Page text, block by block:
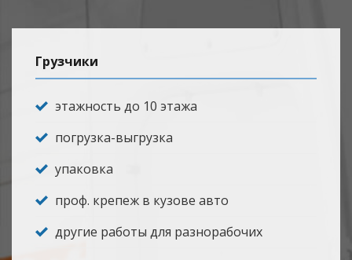
Грузчики
этажность до 10 этажа
погрузка-выгрузка
упаковка
проф. крепеж в кузове авто
другие работы для разнорабочих